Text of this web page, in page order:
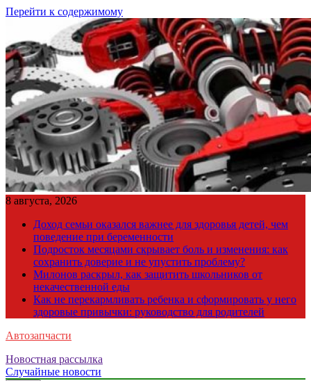
Перейти к содержимому
8 августа, 2026
Доход семьи оказался важнее для здоровья детей, чем
поведение при беременности
Подросток месяцами скрывает боль и изменения: как
сохранить доверие и не упустить проблему?
Милонов раскрыл, как защитить школьников от
некачественной еды
Как не перекармливать ребенка и сформировать у него
здоровые привычки: руководство для родителей
Автозапчасти
Новостная рассылка
Случайные новости